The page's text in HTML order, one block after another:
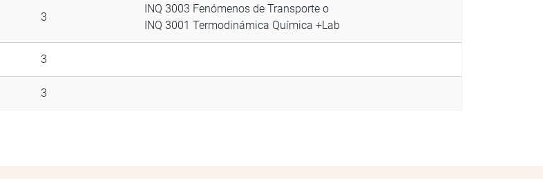
3
INQ 3003 Fenómenos de Transporte o
INQ 3001 Termodinámica Química +Lab
3
3